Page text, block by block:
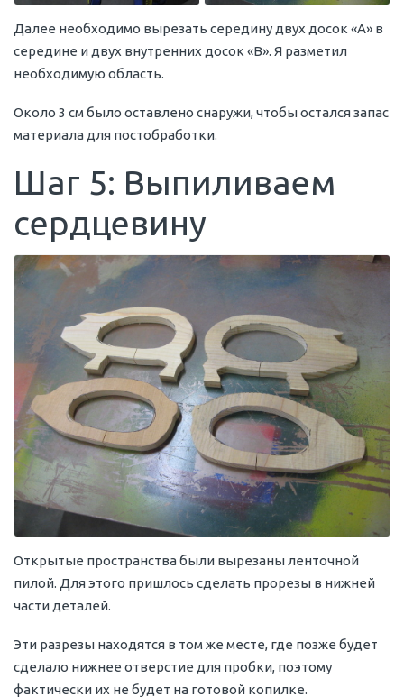
Далее необходимо вырезать середину двух досок «A» в
середине и двух внутренних досок «B». Я разметил
необходимую область.
Около 3 см было оставлено снаружи, чтобы остался запас
материала для постобработки.
Шаг 5: Выпиливаем
сердцевину
Открытые пространства были вырезаны ленточной
пилой. Для этого пришлось сделать прорезы в нижней
части деталей.
Эти разрезы находятся в том же месте, где позже будет
сделало нижнее отверстие для пробки, поэтому
фактически их не будет на готовой копилке.